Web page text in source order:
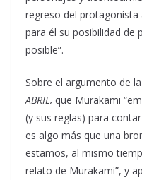
regreso del protagonista
para él su posibilidad de
posible”.
Sobre el argumento de
ABRIL, que Murakami
(y sus reglas) para
es algo más que una
estamos, al mismo
relato de Murakami”, y